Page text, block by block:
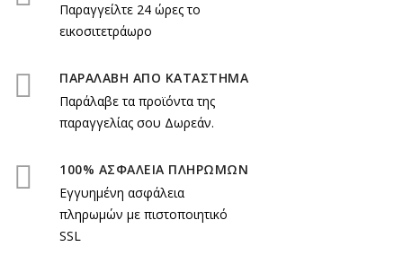
Παραγγείλτε 24 ώρες το
εικοσιτετράωρο
ΠΑΡΑΛΑΒΗ ΑΠΟ ΚΑΤΑΣΤΗΜΑ
Παράλαβε τα προϊόντα της
παραγγελίας σου Δωρεάν.
100% ΑΣΦΑΛΕΙΑ ΠΛΗΡΩΜΩΝ
Εγγυημένη ασφάλεια
πληρωμών με πιστοποιητικό
SSL